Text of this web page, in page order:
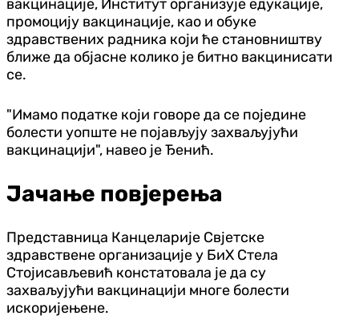
вакцинације, Институт организује едукације,
промоцију вакцинације, као и обуке
здравствених радника који ће становништву
ближе да објасне колико је битно вакцинисати
се.
"Имамо податке који говоре да се поједине
болести уопште не појављују захваљујући
вакцинацији", навео је Ђенић.
Јачање повјерења
Представница Канцеларије Свјетске
здравствене организације у БиХ Стела
Стојисављевић констатовала је да су
захваљујући вакцинацији многе болести
искоријењене.